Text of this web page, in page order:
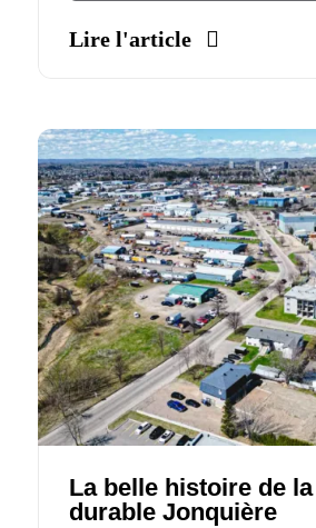
Lire l'article
La belle histoire de
durable Jonquière